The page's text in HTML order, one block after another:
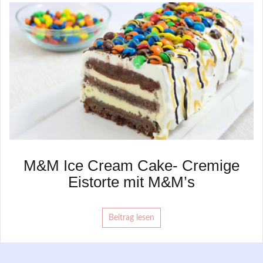
M&M Ice Cream Cake- Cremige
Eistorte mit M&M’s
Beitrag lesen